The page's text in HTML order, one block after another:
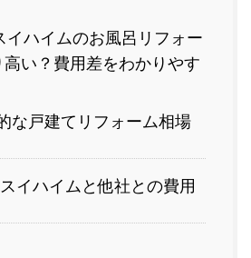
イハイムのお風呂リフォー
い？費用差をわかりやす
な戸建てリフォーム相場
イハイムと他社との費用